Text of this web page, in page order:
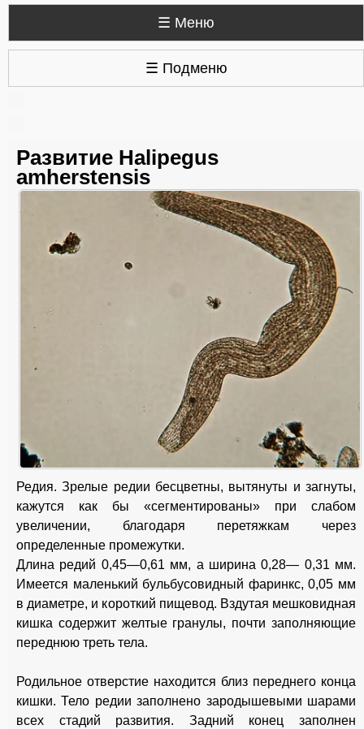
☰ Меню
☰ Подменю
Развитие Halipegus
amherstensis
Редия. Зрелые редии бесцветны, вытянуты и загнуты,
кажутся как бы «сегментированы» при слабом
увеличении, благодаря перетяжкам через
определенные промежутки.
Длина редий 0,45—0,61 мм, а ширина 0,28— 0,31 мм.
Имеется маленький бульбусовидный фаринкс, 0,05 мм
в диаметре, и короткий пищевод. Вздутая мешковидная
кишка содержит желтые гранулы, почти заполняющие
переднюю треть тела.
Родильное отверстие находится близ переднего конца
кишки. Тело редии заполнено зародышевыми шарами
всех стадий развития. Задний конец заполнен